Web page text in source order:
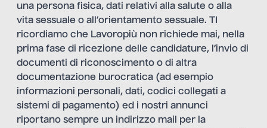
una persona fisica, dati relativi alla salute o alla
vita sessuale o all’orientamento sessuale. TI
ricordiamo che Lavoropiù non richiede mai, nella
prima fase di ricezione delle candidature, l’invio di
documenti di riconoscimento o di altra
documentazione burocratica (ad esempio
informazioni personali, dati, codici collegati a
sistemi di pagamento) ed i nostri annunci
riportano sempre un indirizzo mail per la